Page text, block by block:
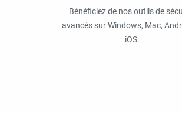
Bénéficiez de nos outils de
avancés sur Windows, Mac,
iOS.